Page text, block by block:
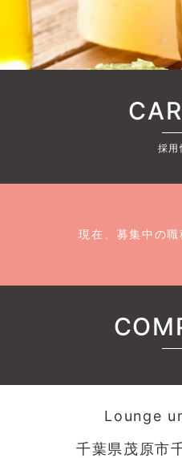
採用
現在、募集中の職
Lounge
千葉県茂原市